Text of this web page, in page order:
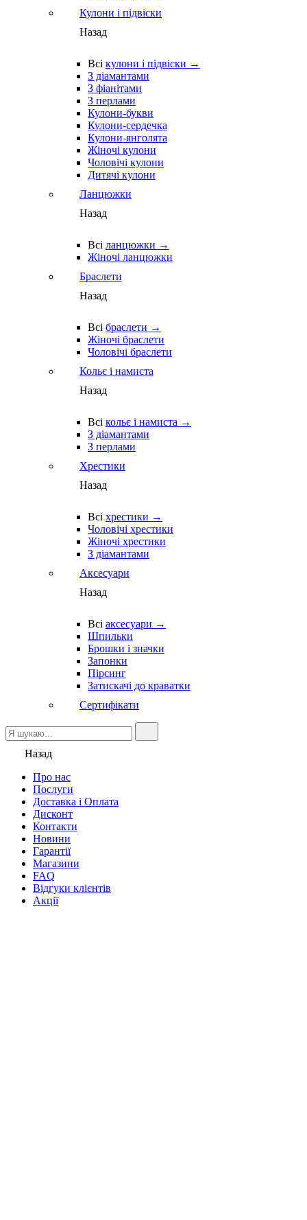
Кулони і підвіски
Назад
Всі кулони і підвіски →
З діамантами
З фіанітами
З перлами
Кулони-букви
Кулони-сердечка
Кулони-янголята
Жіночі кулони
Чоловічі кулони
Дитячі кулони
Ланцюжки
Назад
Всі ланцюжки →
Жіночі ланцюжки
Браслети
Назад
Всі браслети →
Жіночі браслети
Чоловічі браслети
Кольє і намиста
Назад
Всі кольє і намиста →
З діамантами
З перлами
Хрестики
Назад
Всі хрестики →
Чоловічі хрестики
Жіночі хрестики
З діамантами
Аксесуари
Назад
Всі аксесуари →
Шпильки
Брошки і значки
Запонки
Пірсинг
Затискачі до краватки
Сертифікати
Назад
Про нас
Послуги
Доставка і Оплата
Дисконт
Контакти
Новини
Гарантії
Магазини
FAQ
Відгуки клієнтів
Акції